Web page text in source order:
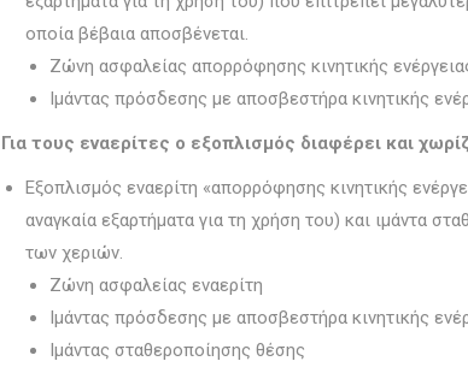
οποία βέβαια αποσβένεται.
Ζώνη ασφαλείας απορρόφησης κινητικής
Ιμάντας πρόσδεσης με αποσβεστήρα κινητικής
Για τους εναερίτες ο εξοπλισμός διαφέρει και
Εξοπλισμός εναερίτη «απορρόφησης κινητικής
αναγκαία εξαρτήματα για τη χρήση του) και ιμάντα
των χεριών.
Ζώνη ασφαλείας εναερίτη
Ιμάντας πρόσδεσης με αποσβεστήρα κινητικής
Ιμάντας σταθεροποίησης θέσης